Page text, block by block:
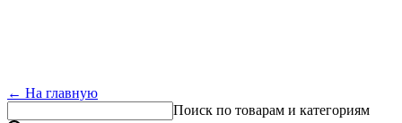
← На главную
Поиск по товарам и категориям